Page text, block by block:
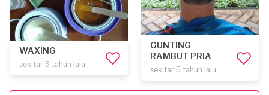
WAXING
sekitar 5 tahun lalu
GUNTING
RAMBUT PRIA
sekitar 5 tahun lalu